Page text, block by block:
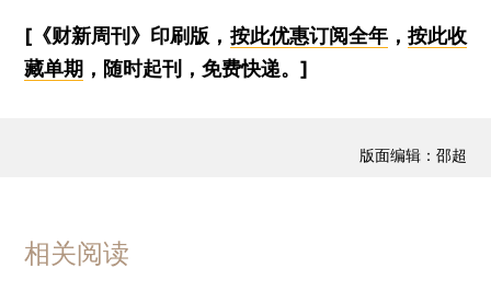
[《财新周刊》印刷版， 按此优惠订阅全年， 按此收
藏单期 ，随时起刊，免费快递。]
版面编辑：邵超
相关阅读